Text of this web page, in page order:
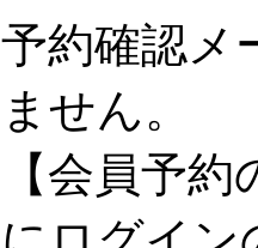
予約確認メ
ません。
【会員予